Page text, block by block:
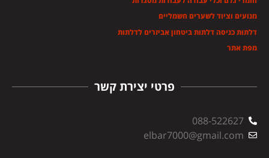
פרטי יצירת קשר
088-522627
elbar7000@gmail.com
מנועים וציוד לשערים חשמליים
דלתות כניסה דלתות ביטחון אביזרים לדלתות
מפת אתר